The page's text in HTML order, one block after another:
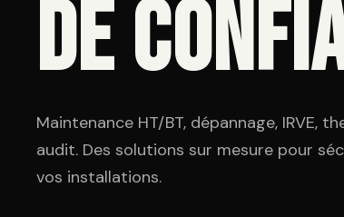
DE
Maintenance HT/BT, dépannage, IRVE,
audit. Des solutions sur mesure pour
vos installations.